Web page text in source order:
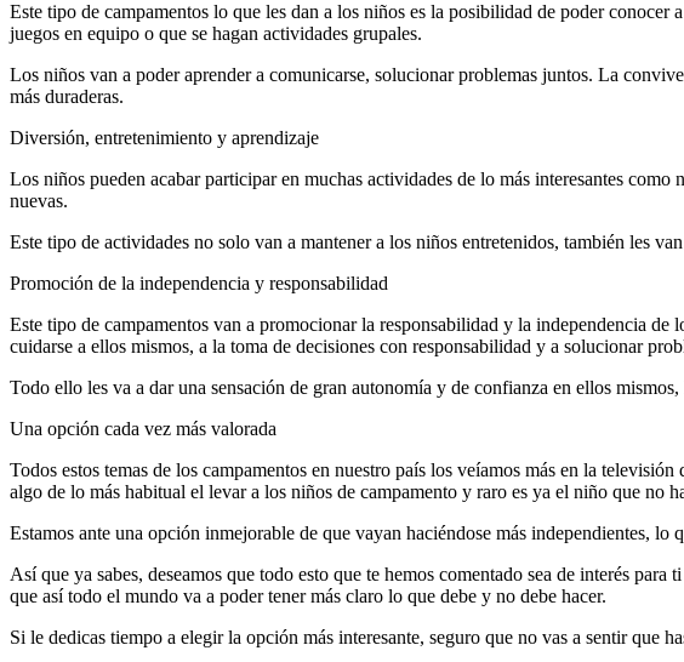
Este tipo de campamentos lo que les dan a los niños es la posibilidad de poder
juegos en equipo o que se hagan actividades grupales.
Los niños van a poder aprender a comunicarse, solucionar problemas juntos. La
más duraderas.
Diversión, entretenimiento y aprendizaje
Los niños pueden acabar participar en muchas actividades de lo más interesantes
nuevas.
Este tipo de actividades no solo van a mantener a los niños entretenidos, también les
Promoción de la independencia y responsabilidad
Este tipo de campamentos van a promocionar la responsabilidad y la independencia
cuidarse a ellos mismos, a la toma de decisiones con responsabilidad y a solucionar
Todo ello les va a dar una sensación de gran autonomía y de confianza en ellos
Una opción cada vez más valorada
Todos estos temas de los campamentos en nuestro país los veíamos más en la
algo de lo más habitual el levar a los niños de campamento y raro es ya el niño que no
Estamos ante una opción inmejorable de que vayan haciéndose más independientes, lo
Así que ya sabes, deseamos que todo esto que te hemos comentado sea de interés
que así todo el mundo va a poder tener más claro lo que debe y no debe hacer.
Si le dedicas tiempo a elegir la opción más interesante, seguro que no vas a sentir que